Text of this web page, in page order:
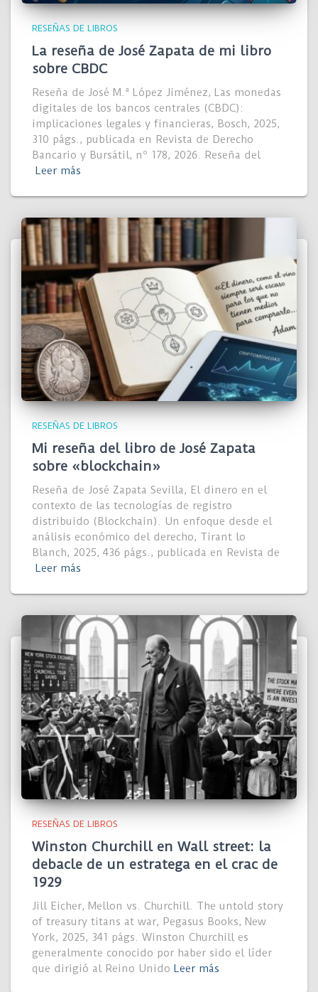
RESEÑAS DE LIBROS
La reseña de José Zapata de mi libro
sobre CBDC
Reseña de José M.ª López Jiménez, Las monedas
digitales de los bancos centrales (CBDC):
implicaciones legales y financieras, Bosch, 2025,
310 págs., publicada en Revista de Derecho
Bancario y Bursátil, nº 178, 2026. Reseña del
Leer más
RESEÑAS DE LIBROS
Mi reseña del libro de José Zapata
sobre «blockchain»
Reseña de José Zapata Sevilla, El dinero en el
contexto de las tecnologías de registro
distribuido (Blockchain). Un enfoque desde el
análisis económico del derecho, Tirant lo
Blanch, 2025, 436 págs., publicada en Revista de
Leer más
RESEÑAS DE LIBROS
Winston Churchill en Wall street: la
debacle de un estratega en el crac de
1929
Jill Eicher, Mellon vs. Churchill. The untold story
of treasury titans at war, Pegasus Books, New
York, 2025, 341 págs. Winston Churchill es
generalmente conocido por haber sido el líder
que dirigió al Reino Unido Leer más